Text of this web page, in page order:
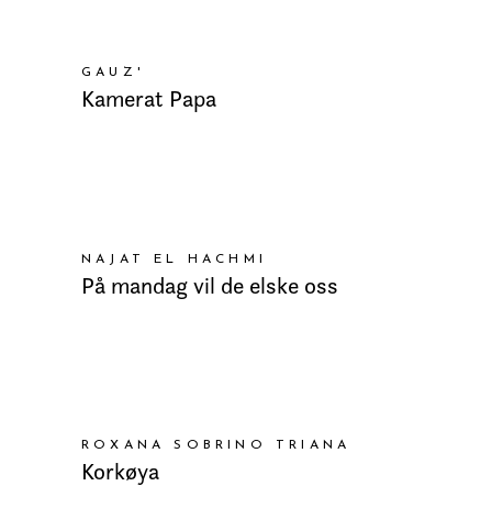
GAUZ'
Kamerat Papa
NAJAT EL HACHMI
På mandag vil de elske oss
ROXANA SOBRINO TRIANA
Korkøya